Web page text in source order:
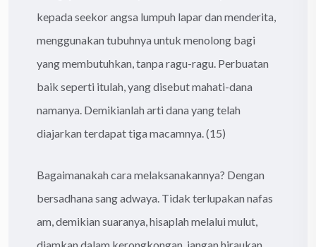
kepada seekor angsa lumpuh lapar dan menderita,
menggunakan tubuhnya untuk menolong bagi
yang membutuhkan, tanpa ragu-ragu. Perbuatan
baik seperti itulah, yang disebut mahati-dana
namanya. Demikianlah arti dana yang telah
diajarkan terdapat tiga macamnya. (15)
Bagaimanakah cara melaksanakannya? Dengan
bersadhana sang adwaya. Tidak terlupakan nafas
am, demikian suaranya, hisaplah melalui mulut,